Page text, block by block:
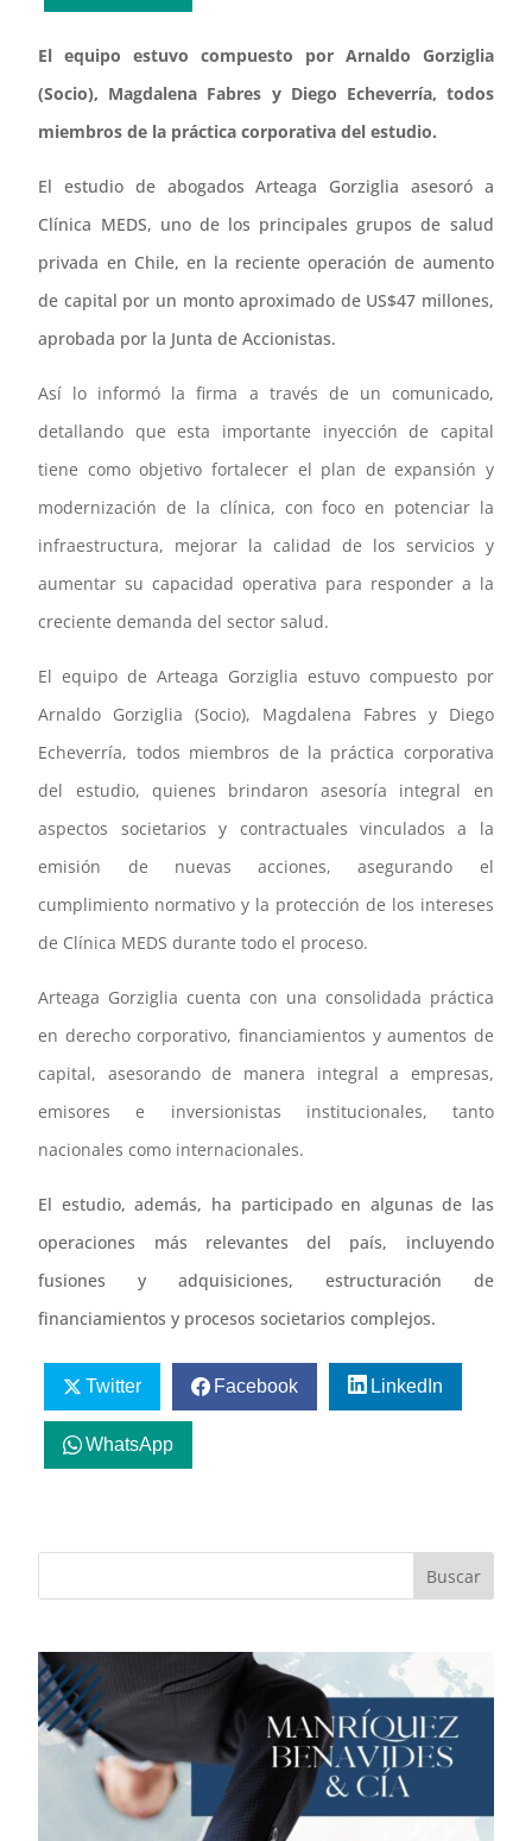
El equipo estuvo compuesto por Arnaldo Gorziglia
(Socio), Magdalena Fabres y Diego Echeverría, todos
miembros de la práctica corporativa del estudio.
El estudio de abogados Arteaga Gorziglia asesoró a
Clínica MEDS, uno de los principales grupos de salud
privada en Chile, en la reciente operación de aumento
de capital por un monto aproximado de US$47 millones,
aprobada por la Junta de Accionistas.
Así lo informó la firma a través de un comunicado,
detallando que esta importante inyección de capital
tiene como objetivo fortalecer el plan de expansión y
modernización de la clínica, con foco en potenciar la
infraestructura, mejorar la calidad de los servicios y
aumentar su capacidad operativa para responder a la
creciente demanda del sector salud.
El equipo de Arteaga Gorziglia estuvo compuesto por
Arnaldo Gorziglia (Socio), Magdalena Fabres y Diego
Echeverría, todos miembros de la práctica corporativa
del estudio, quienes brindaron asesoría integral en
aspectos societarios y contractuales vinculados a la
emisión de nuevas acciones, asegurando el
cumplimiento normativo y la protección de los intereses
de Clínica MEDS durante todo el proceso.
Arteaga Gorziglia cuenta con una consolidada práctica
en derecho corporativo, financiamientos y aumentos de
capital, asesorando de manera integral a empresas,
emisores e inversionistas institucionales, tanto
nacionales como internacionales.
El estudio, además, ha participado en algunas de las
operaciones más relevantes del país, incluyendo
fusiones y adquisiciones, estructuración de
financiamientos y procesos societarios complejos.
Twitter Facebook LinkedIn
WhatsApp